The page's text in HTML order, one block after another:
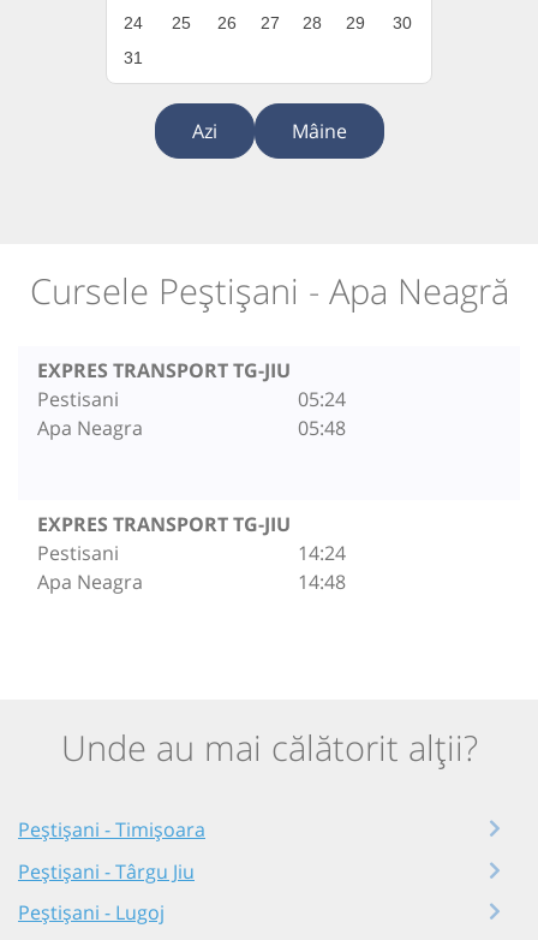
24
25 26 27 28 29
30
31
Azi Mâine
Cursele Peștișani - Apa Neagră
EXPRES TRANSPORT TG-JIU
Pestisani
Apa Neagra
05:24
05:48
EXPRES TRANSPORT TG-JIU
Pestisani
Apa Neagra
14:24
14:48
Unde au mai călătorit alții?
Peștișani - Timișoara
Peștișani - Târgu Jiu
Peștișani - Lugoj